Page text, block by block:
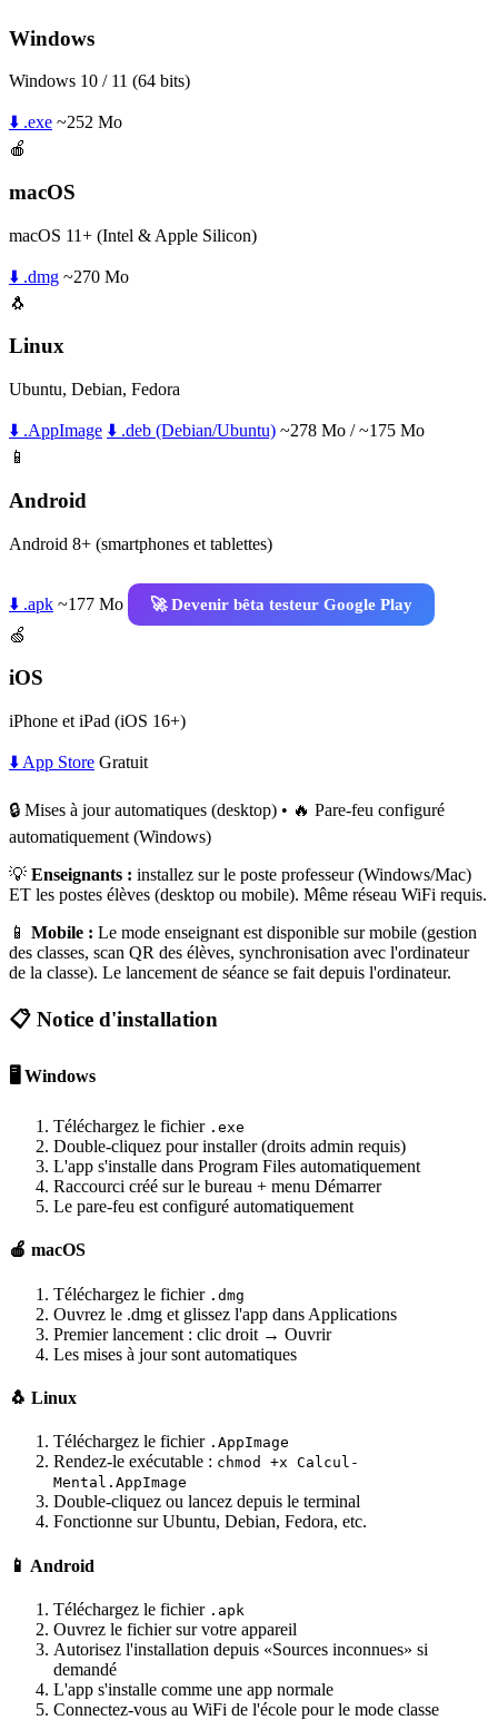
Windows
Windows 10 / 11 (64 bits)
⬇️ .exe ~252 Mo
🍎
macOS
macOS 11+ (Intel & Apple Silicon)
⬇️ .dmg ~270 Mo
🐧
Linux
Ubuntu, Debian, Fedora
⬇️ .AppImage ⬇️ .deb (Debian/Ubuntu) ~278 Mo / ~175 Mo
📱
Android
Android 8+ (smartphones et tablettes)
⬇️ .apk ~177 Mo
🚀 Devenir bêta testeur Google Play
🍏
iOS
iPhone et iPad (iOS 16+)
⬇️ App Store Gratuit
🔒 Mises à jour automatiques (desktop) • 🔥 Pare-feu configuré
automatiquement (Windows)
💡 Enseignants : installez sur le poste professeur (Windows/Mac)
ET les postes élèves (desktop ou mobile). Même réseau WiFi requis.
📱 Mobile : Le mode enseignant est disponible sur mobile (gestion
des classes, scan QR des élèves, synchronisation avec l'ordinateur
de la classe). Le lancement de séance se fait depuis l'ordinateur.
📋 Notice d'installation
🖥️ Windows
Téléchargez le fichier .exe
Double-cliquez pour installer (droits admin requis)
L'app s'installe dans Program Files automatiquement
Raccourci créé sur le bureau + menu Démarrer
Le pare-feu est configuré automatiquement
🍎 macOS
Téléchargez le fichier .dmg
Ouvrez le .dmg et glissez l'app dans Applications
Premier lancement : clic droit → Ouvrir
Les mises à jour sont automatiques
🐧 Linux
Téléchargez le fichier .AppImage
Rendez-le exécutable : chmod +x Calcul-
Mental.AppImage
Double-cliquez ou lancez depuis le terminal
Fonctionne sur Ubuntu, Debian, Fedora, etc.
📱 Android
Téléchargez le fichier .apk
Ouvrez le fichier sur votre appareil
Autorisez l'installation depuis «Sources inconnues» si
demandé
L'app s'installe comme une app normale
Connectez-vous au WiFi de l'école pour le mode classe